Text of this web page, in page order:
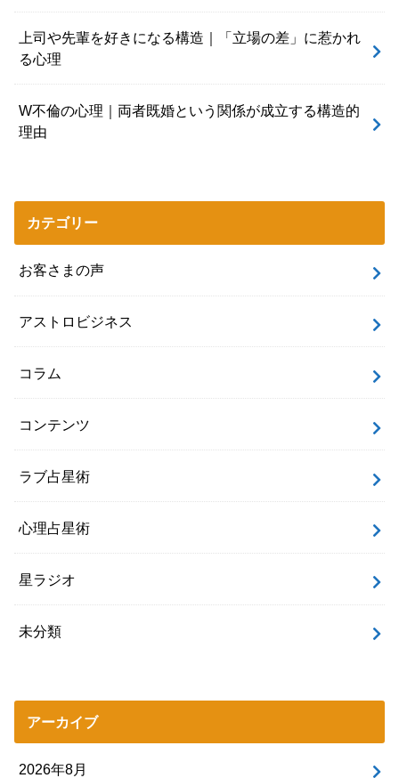
上司や先輩を好きになる構造｜「立場の差」に惹かれ
る心理
W不倫の心理｜両者既婚という関係が成立する構造的
理由
カテゴリー
お客さまの声
アストロビジネス
コラム
コンテンツ
ラブ占星術
心理占星術
星ラジオ
未分類
アーカイブ
2026年8月